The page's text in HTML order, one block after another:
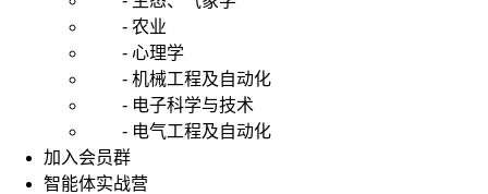
- 农业
- 心理学
- 机械工程及自动化
- 电子科学与技术
- 电气工程及自动化
加入会员群
智能体实战营